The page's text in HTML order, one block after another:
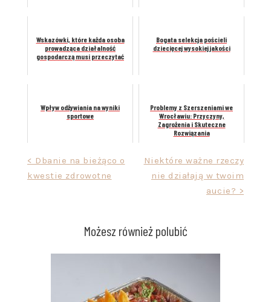
Wskazówki, które każda osoba
prowadząca działalność
gospodarczą musi przeczytać
Bogata selekcja pościeli
dziecięcej wysokiej jakości
Wpływ odżywiania na wyniki
sportowe
Problemy z Szerszeniami we
Wrocławiu: Przyczyny,
Zagrożenia i Skuteczne
Rozwiązania
Nawigacja
wpisu
< Dbanie na bieżąco o
kwestie zdrowotne
Niektóre ważne rzeczy
nie działają w twoim
aucie? >
Możesz również polubić